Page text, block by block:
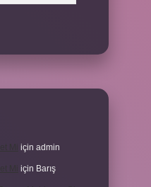
için admin
için Barış